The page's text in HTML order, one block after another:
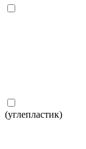
(углепластик)